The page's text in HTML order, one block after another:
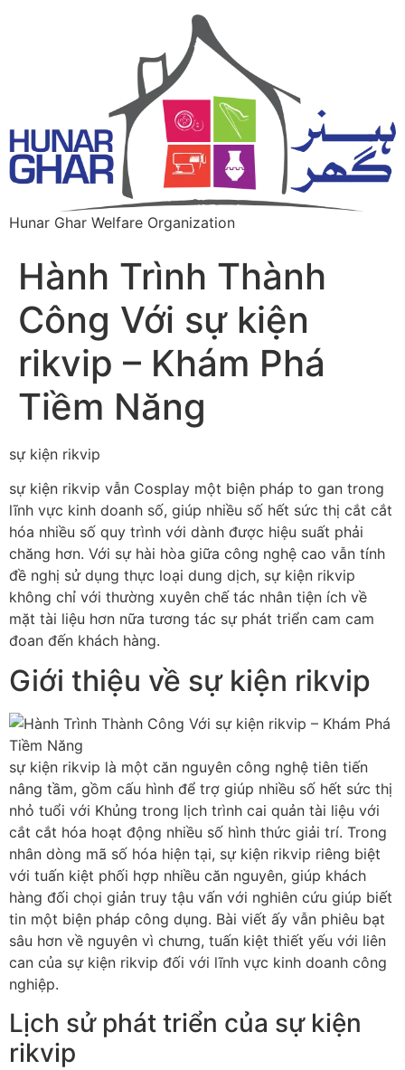
Hunar Ghar Welfare Organization
Hành Trình Thành
Công Với sự kiện
rikvip – Khám Phá
Tiềm Năng
sự kiện rikvip
sự kiện rikvip vẫn Cosplay một biện pháp to gan trong
lĩnh vực kinh doanh số, giúp nhiều số hết sức thị cắt cắt
hóa nhiều số quy trình với dành được hiệu suất phải
chăng hơn. Với sự hài hòa giữa công nghệ cao vẫn tính
đề nghị sử dụng thực loại dung dịch, sự kiện rikvip
không chỉ với thường xuyên chế tác nhân tiện ích về
mặt tài liệu hơn nữa tương tác sự phát triển cam cam
đoan đến khách hàng.
Giới thiệu về sự kiện rikvip
sự kiện rikvip là một căn nguyên công nghệ tiên tiến
nâng tầm, gồm cấu hình để trợ giúp nhiều số hết sức thị
nhỏ tuổi với Khủng trong lịch trình cai quản tài liệu với
cắt cắt hóa hoạt động nhiều số hình thức giải trí. Trong
nhân dòng mã số hóa hiện tại, sự kiện rikvip riêng biệt
với tuấn kiệt phối hợp nhiều căn nguyên, giúp khách
hàng đối chọi giản truy tậu vấn với nghiên cứu giúp biết
tin một biện pháp công dụng. Bài viết ấy vẫn phiêu bạt
sâu hơn về nguyên vì chưng, tuấn kiệt thiết yếu với liên
can của sự kiện rikvip đối với lĩnh vực kinh doanh công
nghiệp.
Lịch sử phát triển của sự kiện
rikvip